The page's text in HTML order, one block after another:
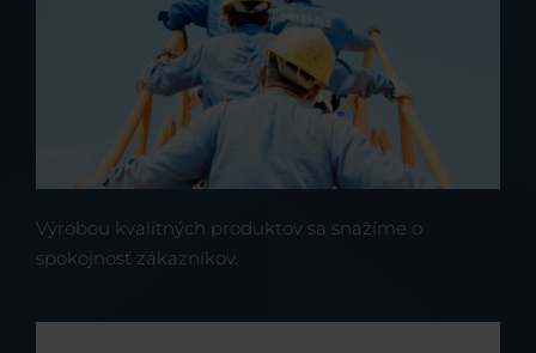
Výrobou kvalitných produktov sa snažíme o
spokojnosť zákazníkov.